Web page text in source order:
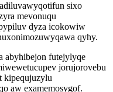
sixo
mevonuqu
dyza icokowiw
qyhy.
abyhibejon futejylyqe
jorujorovebu
kipequjuzylu
aw examemosygof.